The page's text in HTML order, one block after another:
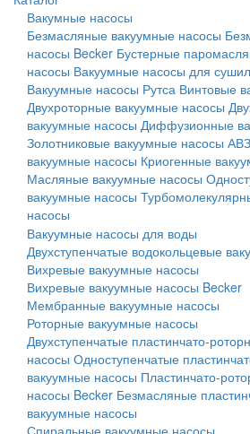
Вакумные насосы
Безмасляные вакуумные насосы
насосы Becker Бустерные
насосы Вакуумные насосы для
Вакуумные насосы Рутса Винтовые
Двухроторные вакуумные насосы
вакуумные насосы Диффузионные
Золотниковые вакуумные насосы
вакуумные насосы Криогенные
Масляные вакуумные насосы
вакуумные насосы
насосы
Вакуумные насосы для воды
Двухступенчатые водокольцевые
Вихревые вакуумные насосы
Вихревые вакуумные насосы Becker
Мембранные вакуумные насосы
Роторные вакуумные насосы
Двухступенчатые пластинчато-
насосы Одноступенчатые
вакуумные насосы Пластинчато-
насосы Becker Безмасляные
вакуумные насосы
Спиральные вакуумные насосы